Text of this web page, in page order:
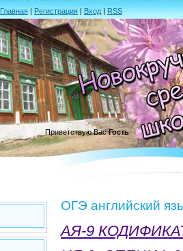
Главная|Регистрация|Вход|RSS
Приветствую Вас Гость
ОГЭ английский
АЯ-9